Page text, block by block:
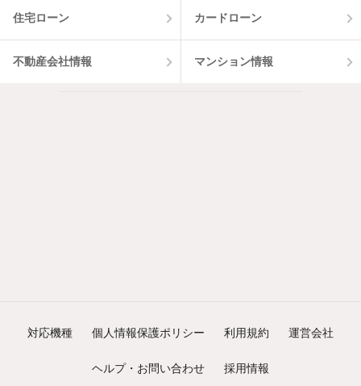
住宅ローン カードローン
不動産会社情報 マンション情報
対応機種 個人情報保護ポリシー 利用規約 運営会社
ヘルプ・お問い合わせ 採用情報